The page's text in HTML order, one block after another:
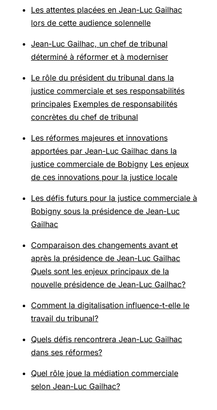
Les attentes placées en Jean-Luc Gailhac
lors de cette audience solennelle
Jean-Luc Gailhac, un chef de tribunal
déterminé à réformer et à moderniser
Le rôle du président du tribunal dans la
justice commerciale et ses responsabilités
principales Exemples de responsabilités
concrètes du chef de tribunal
Les réformes majeures et innovations
apportées par Jean-Luc Gailhac dans la
justice commerciale de Bobigny Les enjeux
de ces innovations pour la justice locale
Les défis futurs pour la justice commerciale à
Bobigny sous la présidence de Jean-Luc
Gailhac
Comparaison des changements avant et
après la présidence de Jean-Luc Gailhac
Quels sont les enjeux principaux de la
nouvelle présidence de Jean-Luc Gailhac?
Comment la digitalisation influence-t-elle le
travail du tribunal?
Quels défis rencontrera Jean-Luc Gailhac
dans ses réformes?
Quel rôle joue la médiation commerciale
selon Jean-Luc Gailhac?